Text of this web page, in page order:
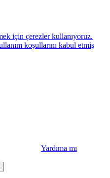
için çerezler kullanıyoruz.
koşullarını kabul etmiş
Yardıma mı